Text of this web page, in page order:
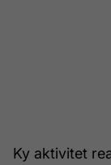
Ky aktivitet